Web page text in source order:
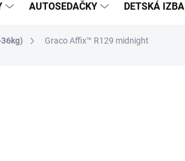
AUTOSEDAČKY DETSKÁ IZBA
Graco Affix™ R129 midnight